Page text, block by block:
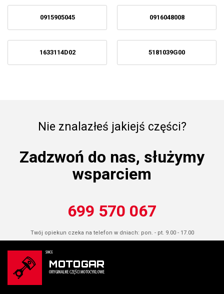
0915905045 0916048008
1633114D02 5181039G00
Nie znalazłeś jakiejś części?
Zadzwoń do nas, służymy
wsparciem
699 570 067
Twój opiekun czeka na telefon w dniach: pon. - pt. 9.00 - 17.00